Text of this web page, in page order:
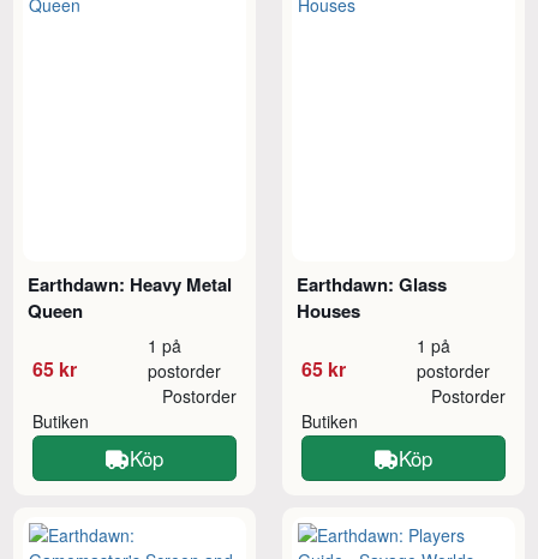
Earthdawn: Heavy Metal
Queen
65 kr
1 på
postorder
Butiken
Postorder
Köp
Earthdawn: Glass
Houses
65 kr
1 på
postorder
Butiken
Postorder
Köp